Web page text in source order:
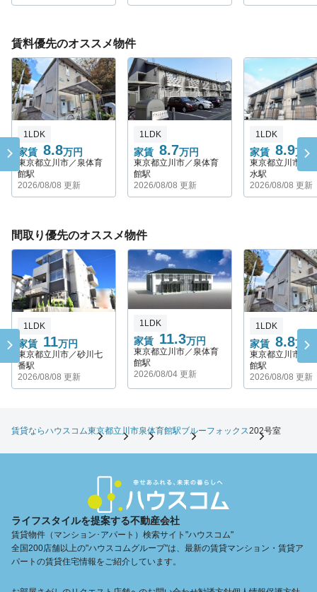
賃料優先のオススメ物件
家賃 8.8万円
1LDK
東京都立川市／泉体育
館駅
2026/08/08 更新
家賃 8.7万円
1LDK
東京都立川市／泉体育
館駅
2026/08/08 更新
家賃 8.9万円
1LDK
東京都立川市／
水駅
2026/08/08 更新
間取り優先のオススメ物件
家賃 11万円
1LDK
東京都立川市／砂川七
番駅
2026/08/08 更新
家賃 11.3万円
1LDK
東京都立川市／泉体育
館駅
2026/08/04 更新
家賃 8.8万円
1LDK
東京都立川市／
館駅
2026/08/08 更新
賃貸ならハウスコム東京都立川市泉体育館駅ブルーフォックス202号室
ライフスタイルを提案する不動産会社
賃貸物件（マンション･アパート）検索サイト"ハウスコム"
全国200店舗以上の"ハウスコムグループ"は、最新の賃貸マンション・賃貸ア
パートの賃貸住宅情報をご紹介しています。